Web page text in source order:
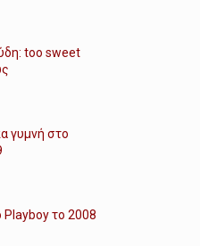
too sweet
γυμνή στο
Playboy το 2008